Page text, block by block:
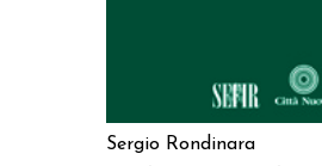
Sergio Rondinara